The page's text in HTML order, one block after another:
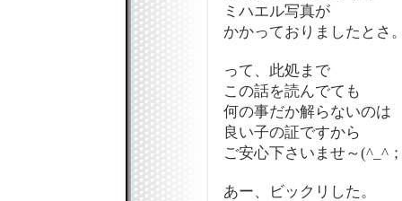
ミハエル写真が
かかっておりましたとさ
って、此処まで
この話を読んでても
何の事だか解らないのは
良い子の証ですから
ご安心下さいませ～(^_^
あー、ビックリした。